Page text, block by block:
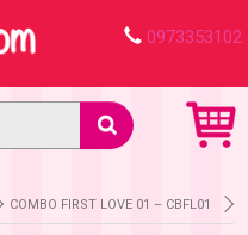
0973353102
COMBO FIRST LOVE 01 – CBFL01